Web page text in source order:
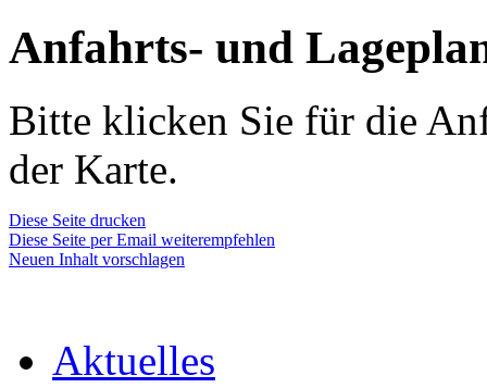
Anfahrts- und
Bitte klicken Sie für die
der Karte.
Diese Seite drucken
Diese Seite per Email weiterempfehlen
Neuen Inhalt vorschlagen
Aktuelles